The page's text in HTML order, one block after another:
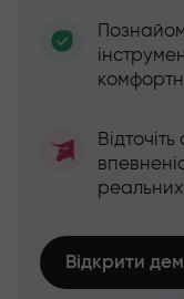
реальних
Відкрити